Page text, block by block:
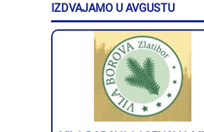
IZDVAJAMO U AVGUSTU